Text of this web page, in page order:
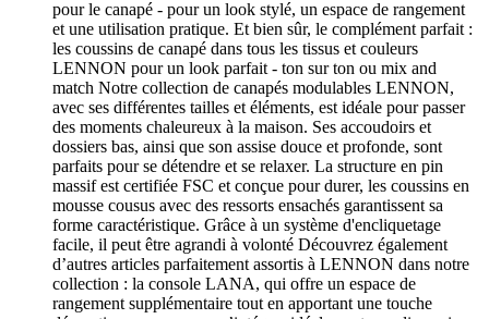
pour le canapé - pour un look stylé, un espace de rangement
et une utilisation pratique. Et bien sûr, le complément parfait :
les coussins de canapé dans tous les tissus et couleurs
LENNON pour un look parfait - ton sur ton ou mix and
match Notre collection de canapés modulables LENNON,
avec ses différentes tailles et éléments, est idéale pour passer
des moments chaleureux à la maison. Ses accoudoirs et
dossiers bas, ainsi que son assise douce et profonde, sont
parfaits pour se détendre et se relaxer. La structure en pin
massif est certifiée FSC et conçue pour durer, les coussins en
mousse cousus avec des ressorts ensachés garantissent sa
forme caractéristique. Grâce à un système d'encliquetage
facile, il peut être agrandi à volonté Découvrez également
d’autres articles parfaitement assortis à LENNON dans notre
collection : la console LANA, qui offre un espace de
rangement supplémentaire tout en apportant une touche